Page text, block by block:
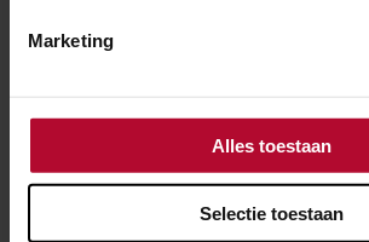
Marketing
Alles toestaan
Selectie toestaan
Voor én na Vierdaagse
doen op station Nijmegen